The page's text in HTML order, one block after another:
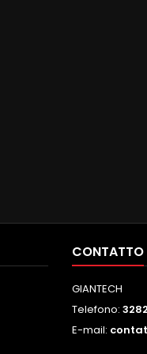
CONTATTO
GIANTECH
Telefono:
E-mail: